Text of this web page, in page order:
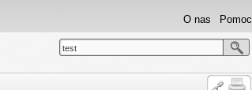
Pomoc
O nas
test